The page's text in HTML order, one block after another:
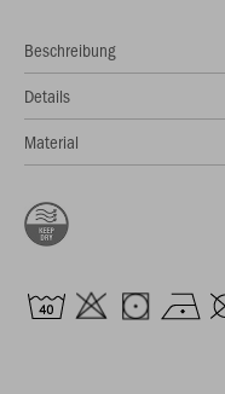
Beschreibung
Details
Material